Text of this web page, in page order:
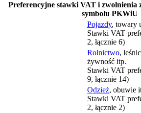
Preferencyjne stawki VAT i zwolnienia
symbolu PKWiU
Pojazdy, towary
Stawki VAT
2, łącznie 6)
Rolnictwo,
żywność itp.
Stawki VAT
9, łącznie 14)
Odzież, obuwie
Stawki VAT
2, łącznie 2)